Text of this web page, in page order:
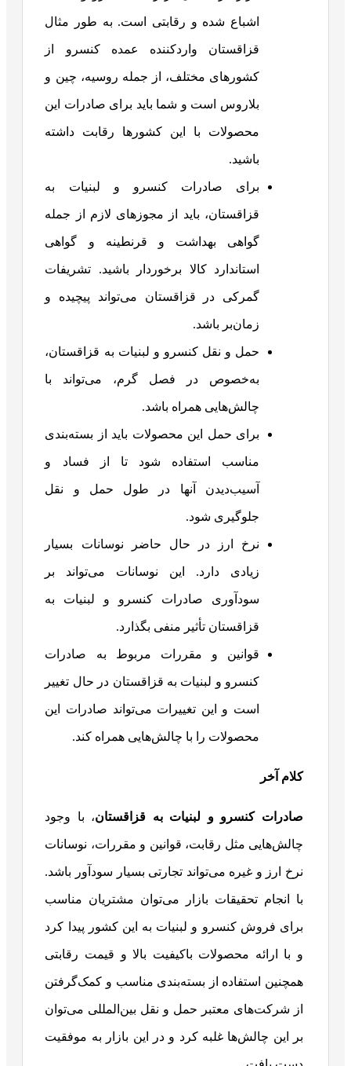
اشباع شده و رقابتی است. به طور مثال
قزاقستان واردکننده عمده کنسرو از
کشورهای مختلف، از جمله روسیه، چین و
بلاروس است و شما باید برای صادرات این
محصولات با این کشورها رقابت داشته
باشید.
برای صادرات کنسرو و لبنیات به
قزاقستان، باید از مجوزهای لازم از جمله
گواهی بهداشت و قرنطینه و گواهی
استاندارد کالا برخوردار باشید. تشریفات
گمرکی در قزاقستان می‌تواند پیچیده و
زمان‌بر باشد.
حمل و نقل کنسرو و لبنیات به قزاقستان،
به‌خصوص در فصل گرم، می‌تواند با
چالش‌هایی همراه باشد.
برای حمل این محصولات باید از بسته‌بندی
مناسب استفاده شود تا از فساد و
آسیب‌دیدن آنها در طول حمل و نقل
جلوگیری شود.
نرخ ارز در حال حاضر نوسانات بسیار
زیادی دارد. این نوسانات می‌تواند بر
سودآوری صادرات کنسرو و لبنیات به
قزاقستان تأثیر منفی بگذارد.
قوانین و مقررات مربوط به صادرات
کنسرو و لبنیات به قزاقستان در حال تغییر
است و این تغییرات می‌تواند صادرات این
محصولات را با چالش‌هایی همراه کند.
کلام آخر
صادرات کنسرو و لبنیات به قزاقستان، با وجود
چالش‌هایی مثل رقابت، قوانین و مقررات، نوسانات
نرخ ارز و غیره می‌تواند تجارتی بسیار سودآور باشد.
با انجام تحقیقات بازار می‌توان مشتریان مناسب
برای فروش کنسرو و لبنیات به این کشور پیدا کرد
و با ارائه محصولات باکیفیت بالا و قیمت رقابتی
همچنین استفاده از بسته‌بندی مناسب و کمک‌گرفتن
از شرکت‌های معتبر حمل و نقل بین‌المللی می‌توان
بر این چالش‌ها غلبه کرد و در این بازار به موفقیت